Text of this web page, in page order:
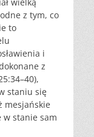
z tym, co
to
i
z
staniu się
mesjańskie
w stanie sam